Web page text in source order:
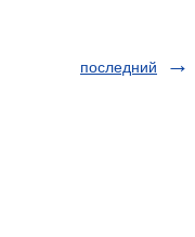
последний